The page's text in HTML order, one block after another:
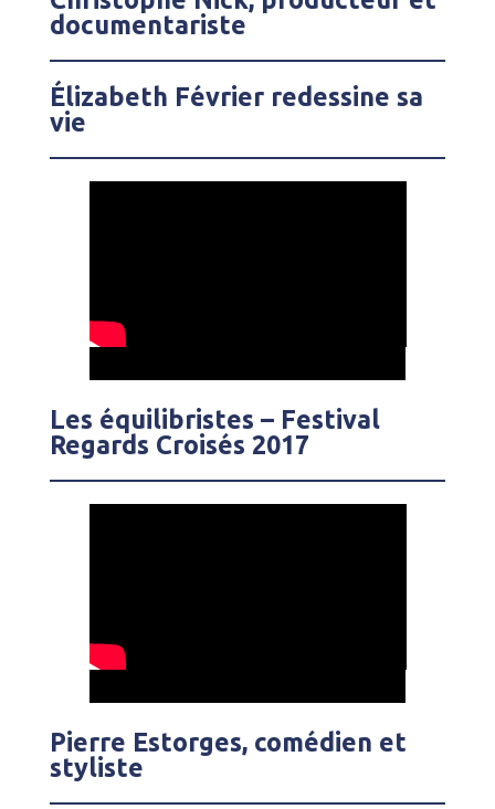
documentariste
Élizabeth Février redessine sa
vie
Les équilibristes – Festival
Regards Croisés 2017
Pierre Estorges, comédien et
styliste